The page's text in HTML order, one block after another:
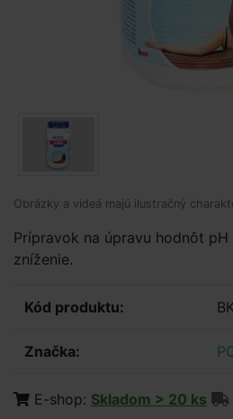
Obrázky a videá majú ilustračný
Prípravok na úpravu hodnôt
zníženie.
Kód produktu:
Značka:
E-shop: Skladom > 20 ks